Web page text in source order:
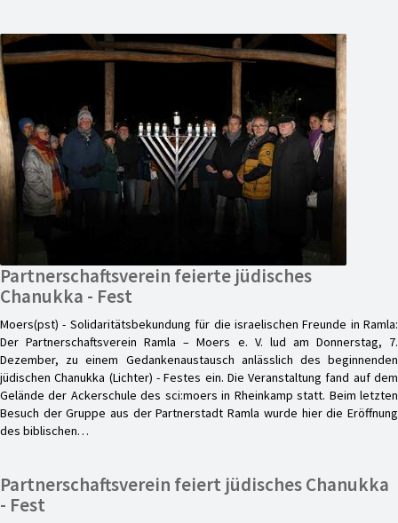
Partnerschaftsverein feierte jüdisches
Chanukka - Fest
Moers(pst) - Solidaritätsbekundung für die israelischen Freunde in Ramla:
Der Partnerschaftsverein Ramla – Moers e. V. lud am Donnerstag, 7.
Dezember, zu einem Gedankenaustausch anlässlich des beginnenden
jüdischen Chanukka (Lichter) - Festes ein. Die Veranstaltung fand auf dem
Gelände der Ackerschule des sci:moers in Rheinkamp statt. Beim letzten
Besuch der Gruppe aus der Partnerstadt Ramla wurde hier die Eröffnung
des biblischen…
Partnerschaftsverein feiert jüdisches Chanukka
- Fest